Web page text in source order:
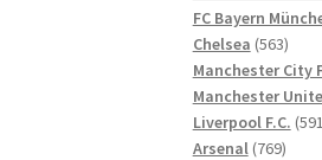
FC Bayern
Chelsea 563563
Manchester City
Manchester
Liverpool F.C. 591
Arsenal 769769